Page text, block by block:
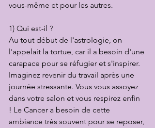
vous-même et pour les autres.
1) Qui est-il ?
Au tout début de l'astrologie, on
l'appelait la tortue, car il a besoin d'une
carapace pour se réfugier et s'inspirer.
Imaginez revenir du travail après une
journée stressante. Vous vous assoyez
dans votre salon et vous respirez enfin
! Le Cancer a besoin de cette
ambiance très souvent pour se reposer,